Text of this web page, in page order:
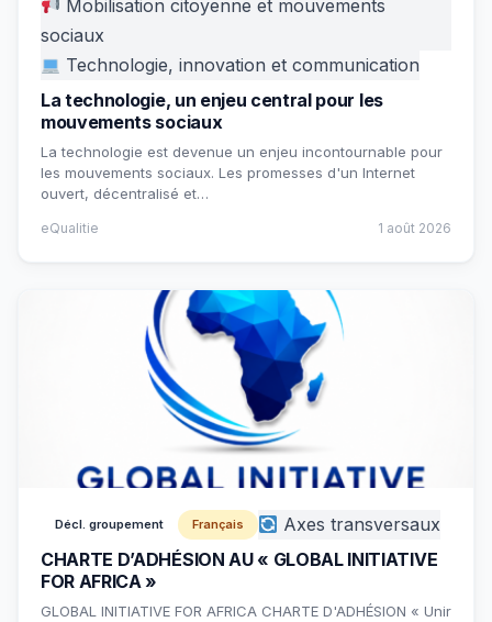
Mobilisation citoyenne et mouvements
sociaux
Technologie, innovation et communication
La technologie, un enjeu central pour les
mouvements sociaux
La technologie est devenue un enjeu incontournable pour
les mouvements sociaux. Les promesses d'un Internet
ouvert, décentralisé et…
eQualitie 1 août 2026
Décl. groupement Français
Axes transversaux
CHARTE D’ADHÉSION AU « GLOBAL INITIATIVE
FOR AFRICA »
GLOBAL INITIATIVE FOR AFRICA CHARTE D'ADHÉSION « Unir